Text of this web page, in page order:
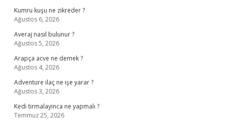
Kumru kuşu ne zikreder ?
Ağustos 6, 2026
Averaj nasıl bulunur ?
Ağustos 5, 2026
Arapça acve ne demek ?
Ağustos 4, 2026
Adventure ilaç ne işe yarar ?
Ağustos 3, 2026
Kedi tirmalayinca ne yapmalı ?
Temmuz 25, 2026